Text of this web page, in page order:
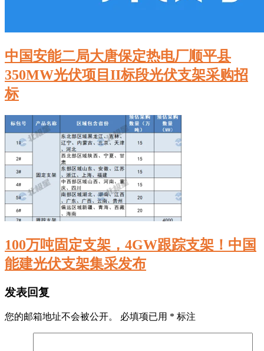
中国安能二局大唐保定热电厂顺平县
350MW光伏项目II标段光伏支架采购招
标
100万吨固定支架，4GW跟踪支架！中国
能建光伏支架集采发布
发表回复
您的邮箱地址不会被公开。 必填项已用 * 标注